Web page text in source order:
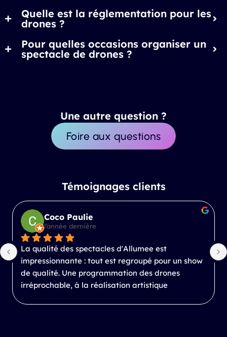
Quelle est la réglementation pour les
drones ?
Pour quelles occasions organiser un
spectacle de drones ?
Une autre question ?
Foire aux questions
Témoignages clients
Coco Paulie
l’année dernière
La qualité des spectacles d'Allumee est
impressionnante : tout est regroupé pour un show
de qualité. Une programmation des drones
irréprochable, à la réalisation artistique